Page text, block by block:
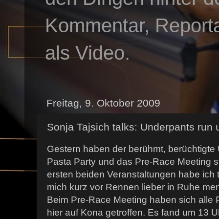
Kommentar,
als Video.
Freitag, 9. Oktober 2009
Sonja Tajsich talks: Underpants run
Gestern haben der berühmt, berüchtigte
Pasta Party und das Pre-Race Meeting
ersten beiden Veranstaltungen habe ich
mich kurz vor Rennen lieber in Ruhe
Beim Pre-Race Meeting haben sich alle
hier auf Kona getroffen. Es fand um 13